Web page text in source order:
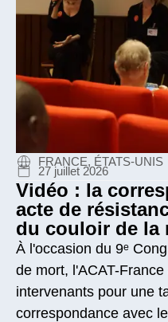
FRANCE, ÉTATS-UNIS
27 juillet 2026
Vidéo : la
acte de
du couloir de la
À l'occasion du 9ᵉ
de mort, l'ACAT-
intervenants pour une
correspondance avec